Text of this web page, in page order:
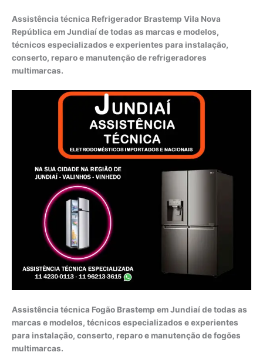
Assistência técnica Refrigerador Brastemp Vila Nova
República em Jundiaí de todas as marcas e modelos,
técnicos especializados e experientes para instalação,
conserto, reparo e manutenção de refrigeradores
multimarcas.
Assistência técnica Fogão Brastemp em Jundiaí de todas as
marcas e modelos, técnicos especializados e experientes
para instalação, conserto, reparo e manutenção de fogões
multimarcas.